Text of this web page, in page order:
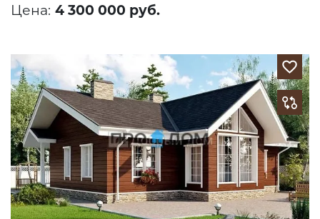
Цена: 4 300 000 руб.